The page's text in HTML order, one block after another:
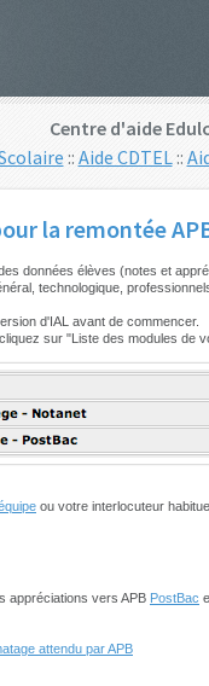
Centre d'aide
:: Aide CDTEL::
la remontée
données élèves (notes et
technologique,
d'IAL avant de commencer.
, cliquez sur "Liste des modules
ou votre interlocuteur
appréciations vers APB PostBac
attendu par APB